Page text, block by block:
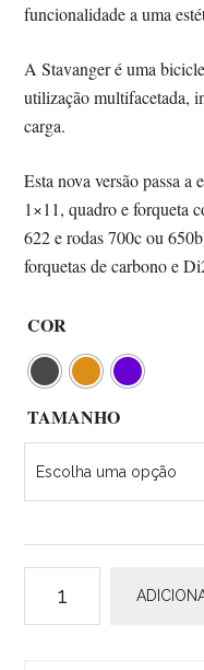
funcionalidade a uma
A Stavanger é uma
utilização multifacetada,
carga.
Esta nova versão passa
1×11, quadro e forqueta
622 e rodas 700c ou
forquetas de carbono e
COR
TAMANHO